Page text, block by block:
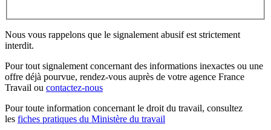
Nous vous rappelons que le signalement abusif est strictement
interdit.
Pour tout signalement concernant des informations inexactes ou une
offre déjà pourvue, rendez-vous auprès de votre agence France
Travail ou contactez-nous
Pour toute information concernant le droit du travail, consultez
les fiches pratiques du Ministère du travail